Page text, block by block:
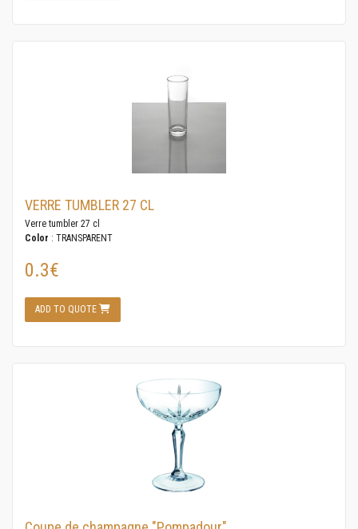
VERRE TUMBLER 27 CL
Verre tumbler 27 cl
Color : TRANSPARENT
0.3€
ADD TO QUOTE